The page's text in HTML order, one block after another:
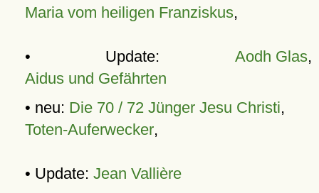
Maria vom heiligen Franziskus,
• Update: Aodh Glas,
Aidus und Gefährten
• neu: Die 70 / 72 Jünger Jesu Christi,
Toten-Auferwecker,
• Update: Jean Vallière